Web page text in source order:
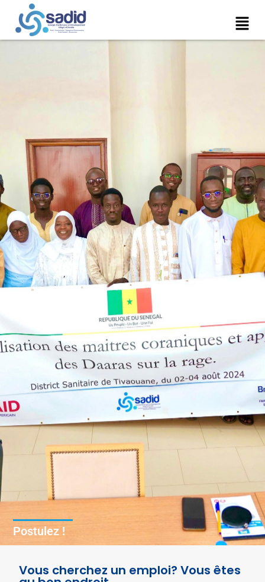
Postulez !
Vous cherchez un emploi? Vous êtes